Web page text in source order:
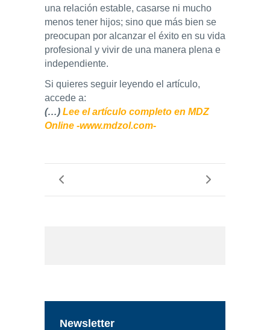
una relación estable, casarse ni mucho
menos tener hijos; sino que más bien se
preocupan por alcanzar el éxito en su vida
profesional y vivir de una manera plena e
independiente.
Si quieres seguir leyendo el artículo,
accede a:
(…) Lee el artículo completo en MDZ
Online -www.mdzol.com-
Newsletter